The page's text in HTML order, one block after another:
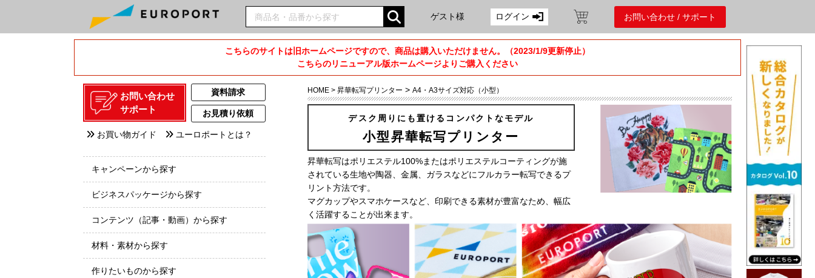
ゲスト様 ログイン お問い合わせ / サポート
こちらのサイトは旧ホームページですので、商品は購入いただけません。（2023/1/9更新停止）
こちらのリニューアル版ホームページよりご購入ください
お問い合わせ
サポート
資料請求
お見積り依頼
お買い物ガイド ユーロポートとは？
キャンペーンから探す
ビジネスパッケージから探す
コンテンツ（記事・動画）から探す
材料・素材から探す
作りたいものから探す
HOME >昇華転写プリンター >A4・A3サイズ対応（小型）
デスク周りにも置けるコンパクトなモデル
小型昇華転写プリンター
昇華転写はポリエステル100%またはポリエステルコーティングが施
されている生地や陶器、金属、ガラスなどにフルカラー転写できるプ
リント方法です。
マグカップやスマホケースなど、印刷できる素材が豊富なため、幅広
く活躍することが出来ます。